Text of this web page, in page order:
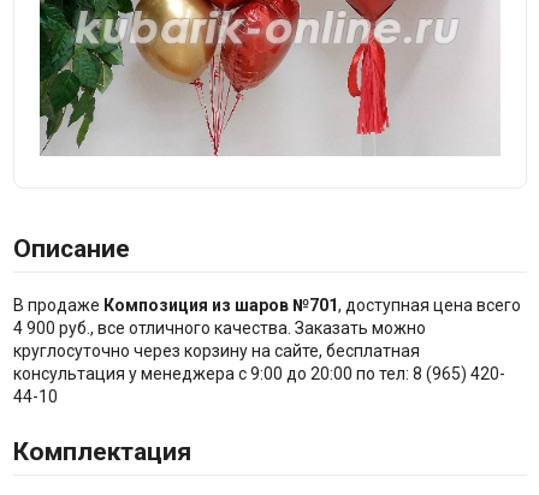
Описание
В продаже Композиция из шаров №701, доступная цена всего
4 900 руб., все отличного качества. Заказать можно
круглосуточно через корзину на сайте, бесплатная
консультация у менеджера с 9:00 до 20:00 по тел: 8 (965) 420-
44-10
Комплектация